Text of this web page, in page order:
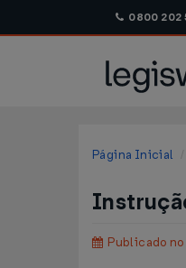
0800 202
Página Inicial
Publicado no